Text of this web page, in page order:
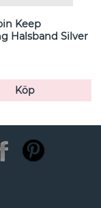
Keep
Halsband Silver
Köp